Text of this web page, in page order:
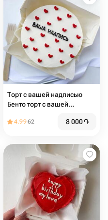
Торт с вашей надписью
Бенто торт с вашей
4.9962 8 000֏